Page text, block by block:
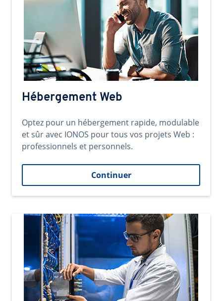
Hébergement Web
Optez pour un hébergement rapide, modulable
et sûr avec IONOS pour tous vos projets Web :
professionnels et personnels.
Continuer